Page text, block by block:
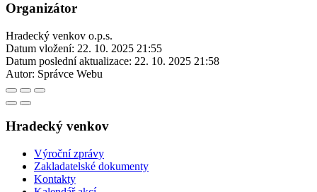
Organizátor
Hradecký venkov o.p.s.
Datum vložení: 22. 10. 2025 21:55
Datum poslední aktualizace: 22. 10. 2025 21:58
Autor: Správce Webu
Hradecký venkov
Výroční zprávy
Zakladatelské dokumenty
Kontakty